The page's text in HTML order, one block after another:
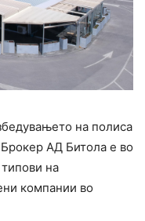
на полиса
АД Битола е во
на
компании во